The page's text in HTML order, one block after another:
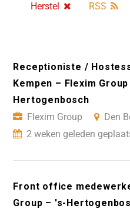
Herstel
RSS
Receptioniste /
Kempen – Flexim
Hertogenbosch
Flexim Group
Den
2 weken geleden
Front office
Group – 's-